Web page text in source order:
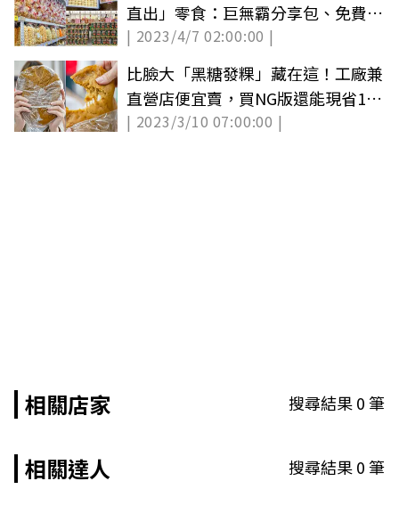
直出」零食：巨無霸分享包、免費試
吃
| 2023/4/7 02:00:00 |
比臉大「黑糖發粿」藏在這！工廠兼
直營店便宜賣，買NG版還能現省10
元
| 2023/3/10 07:00:00 |
相關店家 搜尋結果0筆
相關達人 搜尋結果0筆